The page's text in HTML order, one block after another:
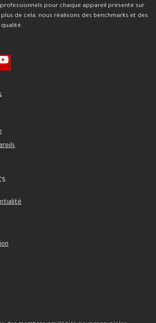
pour chaque appareil présenté sur
de cela, nous réalisons des benchmarks et des